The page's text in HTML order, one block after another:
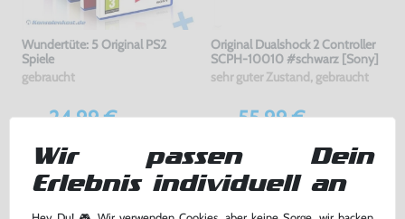
Wundertüte: 5 Original PS2
Spiele
gebraucht
nur24,99 €
Original Dualshock 2 Controller
SCPH-10010 #schwarz [Sony]
sehr guter Zustand, gebraucht
nur55,99 €
Warenkorb
Wir passen Dein
Erlebnis individuell an